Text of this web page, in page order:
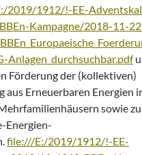
2019/1912/!-EE-
Kampagne/2018-11-
Anlagen_durchsuchbar.pdf
Förderung der (kollektiven)
aus Erneuerbaren Energien
sowie
Energien-
file:///E:/2019/1912/!-EE-